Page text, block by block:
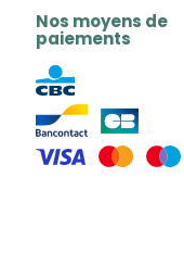
Nos moyens de
paiements